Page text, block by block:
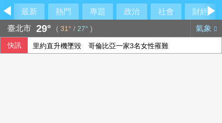
最新 熱門 專題 政治 社會
財經
臺北市 29° ( 31° / 27° ) 氣象
快訊 里約直升機墜毀 哥倫比亞一家3名女性罹難